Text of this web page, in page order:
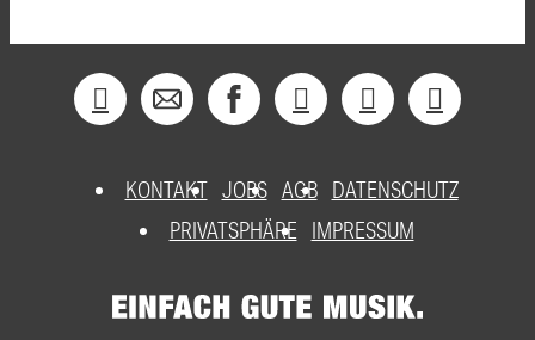
KONTAKT JOBS AGB DATENSCHUTZ
PRIVATSPHÄRE
IMPRESSUM